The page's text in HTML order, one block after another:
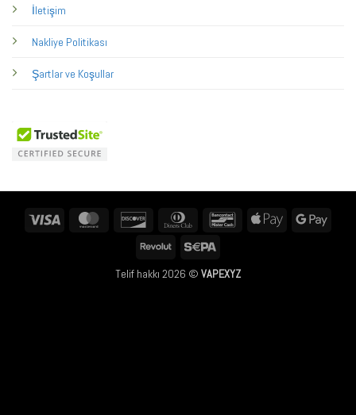
İletişim
Nakliye Politikası
Şartlar ve Koşullar
Visa MasterCard Discover
Dinners
BancontactApple
Revolut
Telif hakkı 2026 © VAPEXYZ